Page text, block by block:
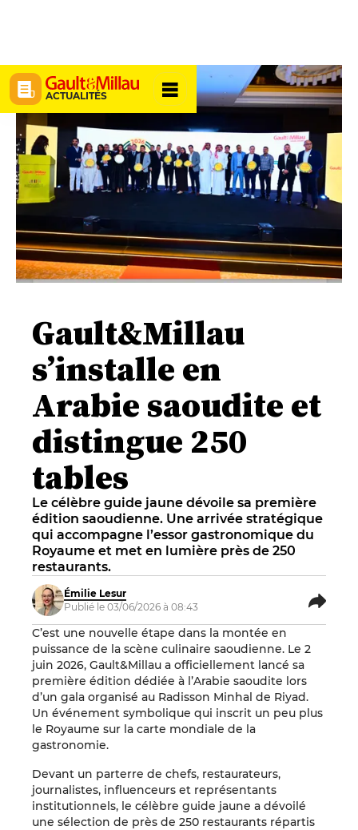
ACTUALITÉS
Gault&Millau
s’installe en
Arabie saoudite et
distingue 250
tables
Le célèbre guide jaune dévoile sa première
édition saoudienne. Une arrivée stratégique
qui accompagne l’essor gastronomique du
Royaume et met en lumière près de 250
restaurants.
Émilie Lesur
Publié le 03/06/2026 à 08:43
C’est une nouvelle étape dans la montée en
puissance de la scène culinaire saoudienne. Le 2
juin 2026, Gault&Millau a officiellement lancé sa
première édition dédiée à l’Arabie saoudite lors
d’un gala organisé au Radisson Minhal de Riyad.
Un événement symbolique qui inscrit un peu plus
le Royaume sur la carte mondiale de la
gastronomie.
Devant un parterre de chefs, restaurateurs,
journalistes, influenceurs et représentants
institutionnels, le célèbre guide jaune a dévoilé
une sélection de près de 250 restaurants répartis